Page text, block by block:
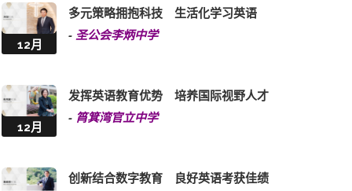
12月
多元策略拥抱科技 生活化学习英语
- 圣公会李炳中学
12月
发挥英语教育优势 培养国际视野人才
- 筲箕湾官立中学
创新结合数字教育 良好英语考获佳绩